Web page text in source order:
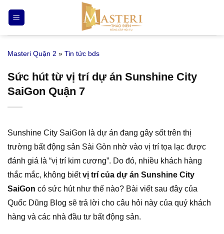
qua
nội
Masteri Quận 2 » Tin tức bds
Sức hút từ vị trí dự án Sunshine City
SaiGon Quận 7
Sunshine City SaiGon là dự án đang gây sốt trên thị
trường bất động sản Sài Gòn nhờ vào vị trí tọa lạc được
đánh giá là “vị trí kim cương”. Do đó, nhiều khách hàng
thắc mắc, không biếtvị trí của dự án Sunshine City
SaiGon có sức hút như thế nào? Bài viết sau đây của
Quốc Dũng Blog sẽ trả lời cho câu hỏi này của quý khách
hàng và các nhà đầu tư bất động sản.